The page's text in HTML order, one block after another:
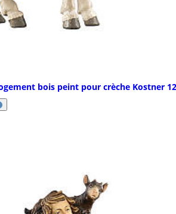
bois peint pour crèche Kostner